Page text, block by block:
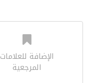
الإضافة للعلامات
المرجعية